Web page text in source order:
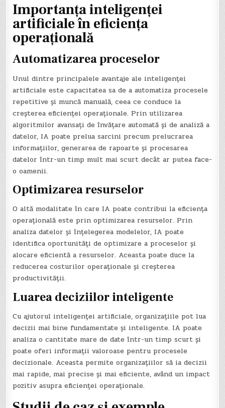
Importanța inteligenței
artificiale în eficiența
operațională
Automatizarea proceselor
Unul dintre principalele avantaje ale inteligenței
artificiale este capacitatea sa de a automatiza procesele
repetitive și muncă manuală, ceea ce conduce la
creșterea eficienței operaționale. Prin utilizarea
algoritmilor avansați de învățare automată și de analiză a
datelor, IA poate prelua sarcini precum prelucrarea
informațiilor, generarea de rapoarte și procesarea
datelor într-un timp mult mai scurt decât ar putea face-
o oamenii.
Optimizarea resurselor
O altă modalitate în care IA poate contribui la eficiența
operațională este prin optimizarea resurselor. Prin
analiza datelor și înțelegerea modelelor, IA poate
identifica oportunități de optimizare a proceselor și
alocare eficientă a resurselor. Aceasta poate duce la
reducerea costurilor operaționale și creșterea
productivității.
Luarea deciziilor inteligente
Cu ajutorul inteligenței artificiale, organizațiile pot lua
decizii mai bine fundamentate și inteligente. IA poate
analiza o cantitate mare de date într-un timp scurt și
poate oferi informații valoroase pentru procesele
decizionale. Aceasta permite organizațiilor să ia decizii
mai rapide, mai precise și mai eficiente, având un impact
pozitiv asupra eficienței operaționale.